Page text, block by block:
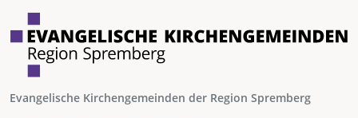
Evangelische Kirchengemeinden der Region Spremberg